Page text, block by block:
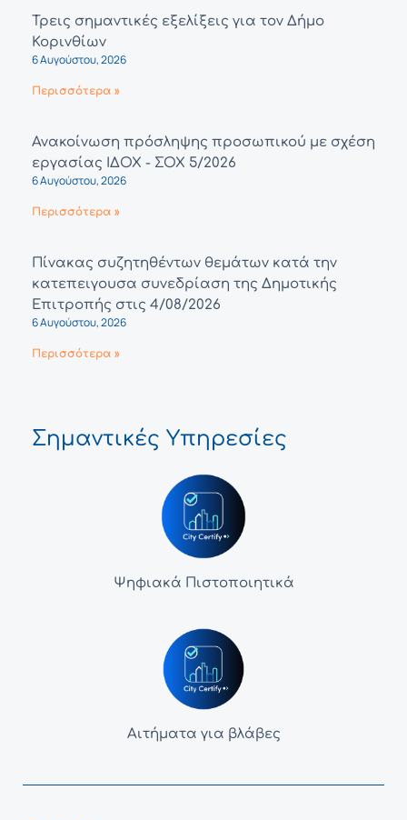
Τρεις σημαντικές εξελίξεις για τον Δήμο
Κορινθίων
6 Αυγούστου, 2026
Περισσότερα »
Ανακοίνωση πρόσληψης προσωπικού με σχέση
εργασίας ΙΔΟΧ - ΣΟΧ 5/2026
6 Αυγούστου, 2026
Περισσότερα »
Πίνακας συζητηθέντων θεμάτων κατά την
κατεπειγουσα συνεδρίαση της Δημοτικής
Επιτροπής στις 4/08/2026
6 Αυγούστου, 2026
Περισσότερα »
Σημαντικές Υπηρεσίες
Ψηφιακά Πιστοποιητικά
Αιτήματα για βλάβες